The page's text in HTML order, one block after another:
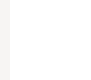
Bildergalerie